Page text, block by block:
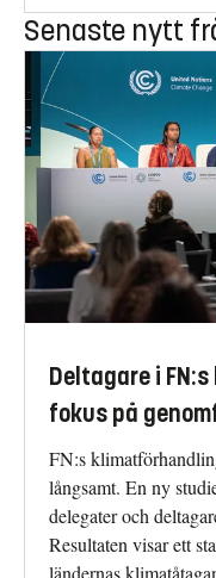
Senaste nytt
Deltagare i
fokus på
FN:s
långsamt. En ny
delegater och
Resultaten visar ett
ländernas